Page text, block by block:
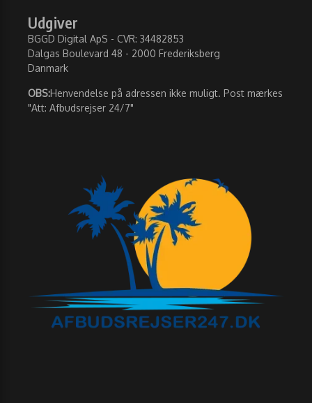
Udgiver
BGGD Digital ApS - CVR: 34482853
Dalgas Boulevard 48 - 2000 Frederiksberg
Danmark
OBS:Henvendelse på adressen ikke muligt. Post mærkes
"Att: Afbudsrejser 24/7"